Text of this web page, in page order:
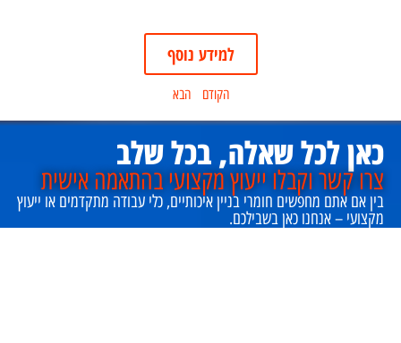
למידע נוסף
הקודם הבא
כאן לכל שאלה, בכל שלב
צרו קשר וקבלו ייעוץ מקצועי בהתאמה אישית
בין אם אתם מחפשים חומרי בניין איכותיים, כלי עבודה מתקדמים או ייעוץ
מקצועי – אנחנו כאן בשבילכם.